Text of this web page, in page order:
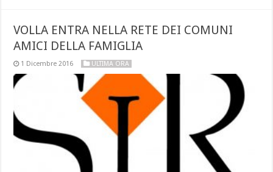
VOLLA ENTRA NELLA RETE DEI COMUNI
AMICI DELLA FAMIGLIA
1 Dicembre 2016 ULTIMA ORA